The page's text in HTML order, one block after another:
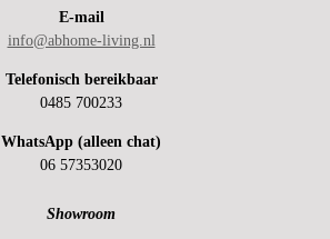
E-mail
info@abhome-living.nl
Telefonisch bereikbaar
0485 700233
WhatsApp (alleen chat)
06 57353020
Showroom